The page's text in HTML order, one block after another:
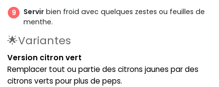
Servir bien froid avec quelques zestes ou feuilles de
menthe.
🌟Variantes
Version citron vert
Remplacer tout ou partie des citrons jaunes par des
citrons verts pour plus de peps.